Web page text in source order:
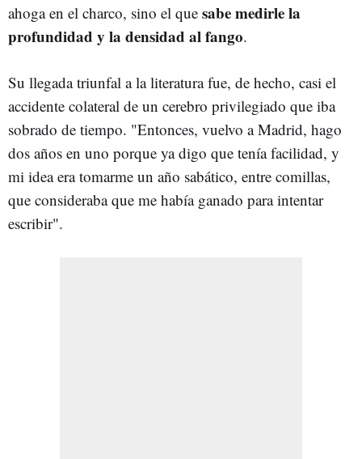
ahoga en el charco, sino el que sabe medirle la
profundidad y la densidad al fango.
Su llegada triunfal a la literatura fue, de hecho, casi el
accidente colateral de un cerebro privilegiado que iba
sobrado de tiempo. "Entonces, vuelvo a Madrid, hago
dos años en uno porque ya digo que tenía facilidad, y
mi idea era tomarme un año sabático, entre comillas,
que consideraba que me había ganado para intentar
escribir".